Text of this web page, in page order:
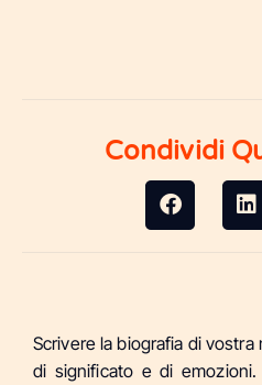
Condividi
Scrivere la biografia di
di significato e di